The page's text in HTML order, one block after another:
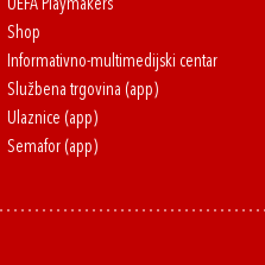
UEFA Playmakers
Shop
Informativno-multimedijski centar
Službena trgovina (app)
Ulaznice (app)
Semafor (app)